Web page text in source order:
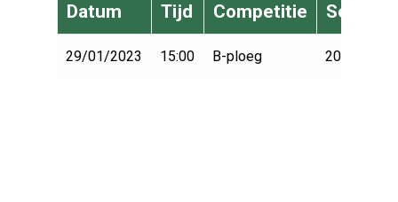
Datum Tijd Competitie Seizoen
29/01/2023 15:00 B-ploeg 2022-2023